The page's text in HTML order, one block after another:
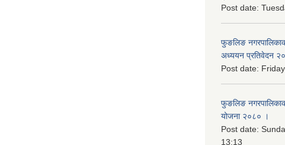
Post date:
फुङलिङ
अध्ययन प्रतिवेदन
Post date:
फुङलिङ नगरपालिकाको
योजना २०८० ।
Post date:
13:13